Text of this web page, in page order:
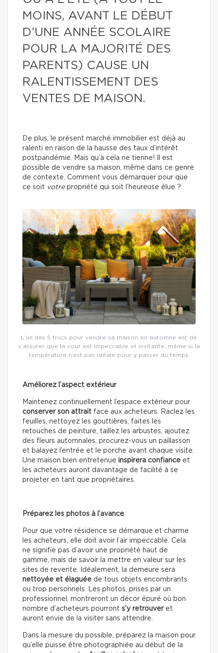
MOINS, AVANT LE DÉBUT
D’UNE ANNÉE SCOLAIRE
POUR LA MAJORITÉ DES
PARENTS) CAUSE UN
RALENTISSEMENT DES
VENTES DE MAISON.
De plus, le présent marché immobilier est déjà au
ralenti en raison de la hausse des taux d’intérêt
postpandémie. Mais qu’à cela ne tienne! Il est
possible de vendre sa maison, même dans ce genre
de contexte. Comment vous démarquer pour que
ce soit votrepropriété qui soit l’heureuse élue ?
L’un des 5 trucs pour vendre sa maison en automne est de
s’assurer que la cour est impeccable et invitante, même si la
température n’est pas idéale pour y passer du temps.
Améliorez l’aspect extérieur
Maintenez continuellement l’espace extérieur pour
conserver son attrait face aux acheteurs. Raclez les
feuilles, nettoyez les gouttières, faites les
retouches de peinture, taillez les arbustes, ajoutez
des fleurs automnales, procurez-vous un paillasson
et balayez l’entrée et le porche avant chaque visite.
Une maison bien entretenue inspirera confiance et
les acheteurs auront davantage de facilité à se
projeter en tant que propriétaires.
Préparez les photos à l’avance
Pour que votre résidence se démarque et charme
les acheteurs, elle doit avoir l’air impeccable. Cela
ne signifie pas d’avoir une propriété haut de
gamme, mais de savoir la mettre en valeur sur les
sites de revente. Idéalement, la demeure sera
nettoyée et élaguée de tous objets encombrants
ou trop personnels. Les photos, prises par un
professionnel, montreront un décor épuré où bon
nombre d’acheteurs pourront s’y retrouveret
auront envie de la visiter sans attendre.
Dans la mesure du possible, préparez la maison pour
qu’elle puisse être photographiée au début de la